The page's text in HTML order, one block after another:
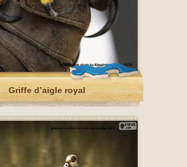
Griffe d’aigle royal